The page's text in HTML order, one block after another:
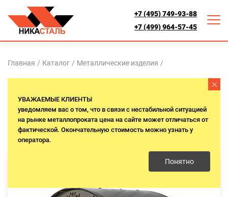
+7 (495) 749-93-88
+7 (499) 964-57-45
Главная / Каталог / Металлические изделия /
УВАЖАЕМЫЕ КЛИЕНТЫ
уведомляем вас о том, что в связи с нестабильной ситуацией
на рынке металлопроката цена на сайте может отличаться от
фактической. Окончательную стоимость можно узнать у
оператора.
Понятно